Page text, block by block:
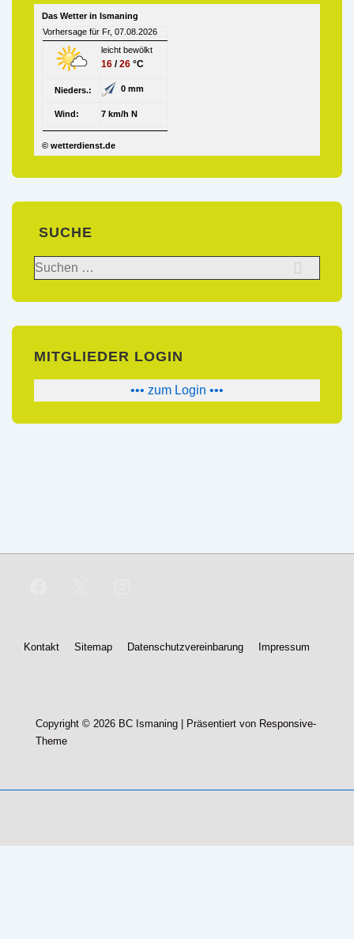
Das Wetter in Ismaning
Vorhersage für Fr, 07.08.2026
leicht bewölkt
16 /26 °C
Nieders.: 0 mm
Wind: 7 km/h N
© wetterdienst.de
SUCHE
Suchen
nach:
MITGLIEDER LOGIN
••• zum Login •••
Footer-
Kontakt Sitemap Datenschutzvereinbarung Impressum
Copyright © 2026 BC Ismaning | Präsentiert von Responsive-
Theme